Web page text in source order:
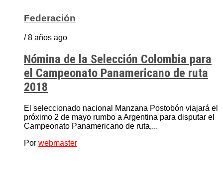
Federación
/ 8 años ago
Nómina de la Selección Colombia para
el Campeonato Panamericano de ruta
2018
El seleccionado nacional Manzana Postobón viajará el
próximo 2 de mayo rumbo a Argentina para disputar el
Campeonato Panamericano de ruta,...
Por webmaster